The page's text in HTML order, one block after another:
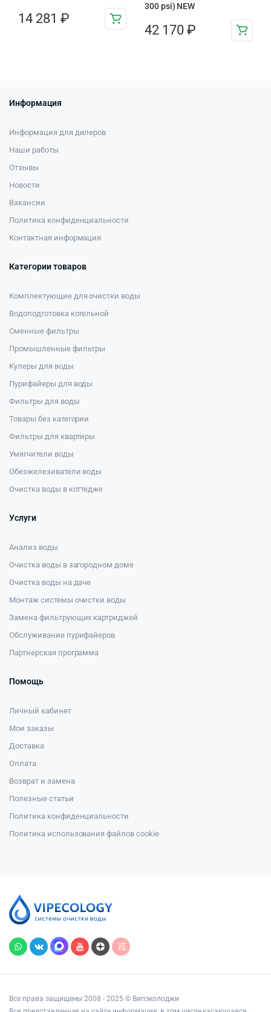
14 281 ₽
300 psi) NEW
42 170 ₽
Информация
Информация для дилеров
Наши работы
Отзывы
Новости
Вакансии
Политика конфиденциальности
Контактная информация
Категории товаров
Комплектующие для очистки воды
Водоподготовка котельной
Сменные фильтры
Промышленные фильтры
Кулеры для воды
Пурифайеры для воды
Фильтры для воды
Товары без категории
Фильтры для квартиры
Умягчители воды
Обезжелезиватели воды
Очистка воды в коттедже
Услуги
Анализ воды
Очистка воды в загородном доме
Очистка воды на даче
Монтаж системы очистки воды
Замена фильтрующих картриджей
Обслуживание пурифайеров
Партнерская программа
Помощь
Личный кабинет
Мои заказы
Доставка
Оплата
Возврат и замена
Полезные статьи
Политика конфиденциальности
Политика использования файлов cookie
Все права защищены 2008 - 2025 © Випэколоджи